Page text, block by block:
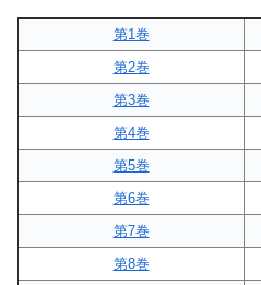
第1巻
第2巻
第3巻
第4巻
第5巻
第6巻
第7巻
第8巻